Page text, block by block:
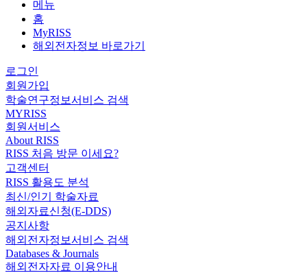
메뉴
홈
MyRISS
해외전자정보 바로가기
로그인
회원가입
학술연구정보서비스 검색
MYRISS
회원서비스
About RISS
RISS 처음 방문 이세요?
고객센터
RISS 활용도 분석
최신/인기 학술자료
해외자료신청(E-DDS)
공지사항
해외전자정보서비스 검색
Databases & Journals
해외전자자료 이용안내